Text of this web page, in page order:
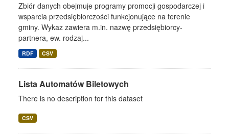
Zbiór danych obejmuje programy promocji gospodarczej i
wsparcia przedsiębiorczości funkcjonujące na terenie
gminy. Wykaz zawiera m.in. nazwę przedsiębiorcy-
partnera, ew. rodzaj...
RDF CSV
Lista Automatów Biletowych
There is no description for this dataset
CSV